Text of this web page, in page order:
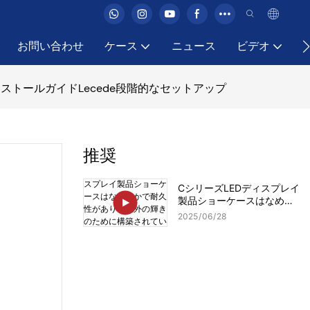
お問い合わせ ケース ニュース ビデオ
トールガイドLecede段階的なセットアップ
推奨
CシリーズLEDディスプレイ
製品ショーケースはなめら
かで耐久性があり、屋外の
2025 06 28